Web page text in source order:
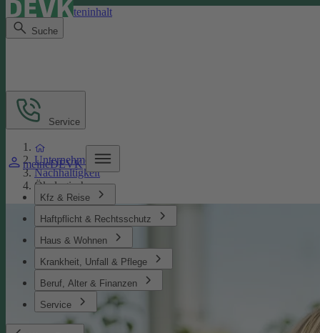
Direkt zum Seiteninhalt
Suche
meineDEVK
Kfz & Reise
Haftpflicht & Rechtsschutz
Haus & Wohnen
Krankheit, Unfall & Pflege
Beruf, Alter & Finanzen
Service
Service
Unternehmen
Nachhaltigkeit
Ökologisches